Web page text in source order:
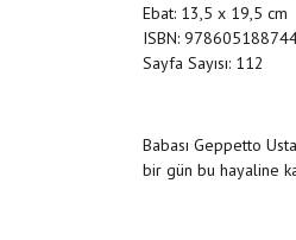
Ebat: 13,5 x 19,5 cm
ISBN:
Sayfa Sayısı: 112
Babası Geppetto
bir gün bu hayaline